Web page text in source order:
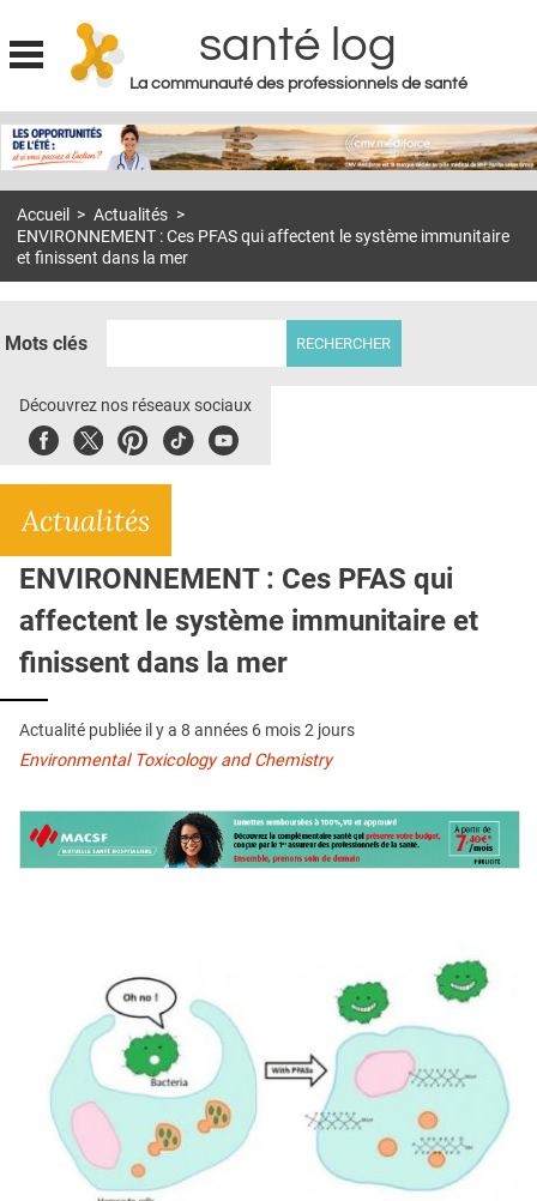
Jump to navigation
santé log
La communauté des professionnels de santé
MON COMPTE
S'ABONNER À LA REVUE SOIN À DOMICILE
E-REVUE SAD
THÉMA
CRÉDITS
Accueil > Actualités >
ENVIRONNEMENT : Ces PFAS qui affectent le système immunitaire
et finissent dans la mer
Mots clés
Découvrez nos réseaux sociaux
FacebookTwitterPinterest
TiktokYoubute
Actualités
ENVIRONNEMENT : Ces PFAS qui
affectent le système immunitaire et
finissent dans la mer
Actualité publiée il y a 8 années 6 mois 2 jours
Environmental Toxicology and Chemistry